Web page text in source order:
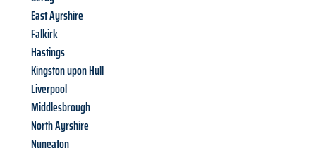
East Ayrshire
Falkirk
Hastings
Kingston upon Hull
Liverpool
Middlesbrough
North Ayrshire
Nuneaton